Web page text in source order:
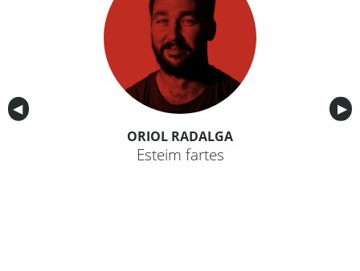
Anterior
◀︎ ▶︎
ORIOL RADALGA
Esteim fartes